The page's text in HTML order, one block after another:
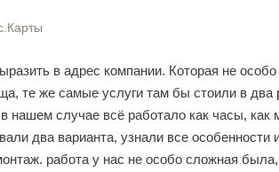
в адрес компании. Которая не
те же самые услуги там бы стоили в
нашем случае всё работало как часы,
два варианта, узнали все
работа у нас не особо сложная